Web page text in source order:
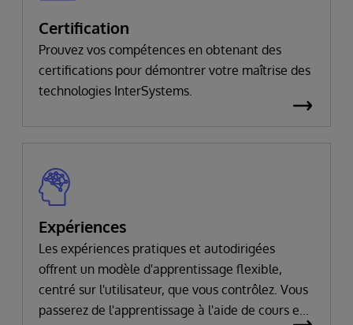
Certification
Prouvez vos compétences en obtenant des
certifications pour démontrer votre maîtrise des
technologies InterSystems.
Expériences
Les expériences pratiques et autodirigées
offrent un modèle d'apprentissage flexible,
centré sur l'utilisateur, que vous contrôlez. Vous
passerez de l'apprentissage à l'aide de cours en